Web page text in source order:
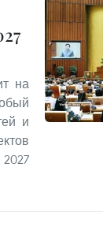
на
и